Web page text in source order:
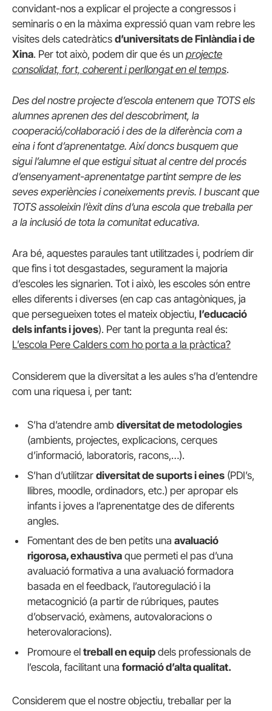
convidant-nos a explicar el projecte a congressos i
seminaris o en la màxima expressió quan vam rebre les
visites dels catedràtics d’universitats de Finlàndia i de
Xina. Per tot això, podem dir que és un projecte
consolidat, fort, coherent i perllongat en el temps.
Des del nostre projecte d’escola entenem que TOTS els
alumnes aprenen des del descobriment, la
cooperació/col·laboració i des de la diferència com a
eina i font d’aprenentatge. Així doncs busquem que
sigui l’alumne el que estigui situat al centre del procés
d’ensenyament-aprenentatge partint sempre de les
seves experiències i coneixements previs. I buscant que
TOTS assoleixin l’èxit dins d’una escola que treballa per
a la inclusió de tota la comunitat educativa.
Ara bé, aquestes paraules tant utilitzades i, podríem dir
que fins i tot desgastades, segurament la majoria
d’escoles les signarien. Tot i això, les escoles són entre
elles diferents i diverses (en cap cas antagòniques, ja
que persegueixen totes el mateix objectiu, l’educació
dels infants i joves). Per tant la pregunta real és:
L’escola Pere Calders com ho porta a la pràctica?
Considerem que la diversitat a les aules s’ha d’entendre
com una riquesa i, per tant:
S’ha d’atendre amb diversitat de metodologies
(ambients, projectes, explicacions, cerques
d’informació, laboratoris, racons,…).
S’han d’utilitzar diversitat de suports i eines (PDI’s,
llibres, moodle, ordinadors, etc.) per apropar els
infants i joves a l’aprenentatge des de diferents
angles.
Fomentant des de ben petits una avaluació
rigorosa, exhaustiva que permeti el pas d’una
avaluació formativa a una avaluació formadora
basada en el feedback, l’autoregulació i la
metacognició (a partir de rúbriques, pautes
d’observació, exàmens, autovaloracions o
heterovaloracions).
Promoure el treball en equip dels professionals de
l’escola, facilitant una formació d’alta qualitat.
Considerem que el nostre objectiu, treballar per la